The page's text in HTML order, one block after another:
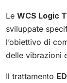
Le WCS Logic
sviluppate
l’obiettivo di
delle vibrazioni
Il trattamento